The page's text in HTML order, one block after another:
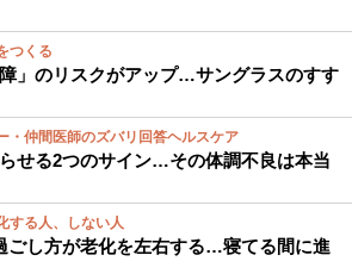
つくる
」のリスクがアップ…サングラスのすす
・仲間医師のズバリ回答ヘルスケア
せる2つのサイン…その体調不良は本当
する人、しない人
ごし方が老化を左右する…寝てる間に進